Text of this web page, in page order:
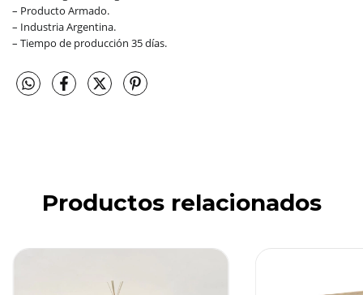
– Producto Armado.
– Industria Argentina.
– Tiempo de producción 35 días.
Productos relacionados